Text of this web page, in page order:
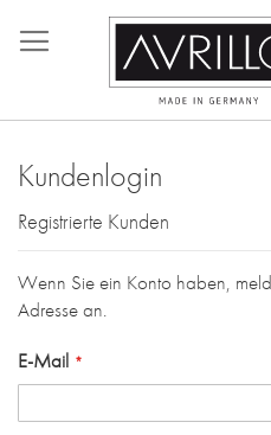
zum
Kundenlogin
Registrierte Kunden
Wenn Sie ein Konto haben,
Adresse an.
E-Mail